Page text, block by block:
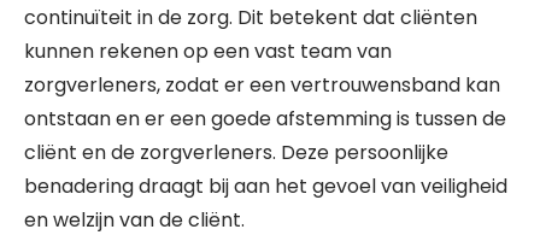
continuïteit in de zorg. Dit betekent dat cliënten
kunnen rekenen op een vast team van
zorgverleners, zodat er een vertrouwensband kan
ontstaan en er een goede afstemming is tussen de
cliënt en de zorgverleners. Deze persoonlijke
benadering draagt bij aan het gevoel van veiligheid
en welzijn van de cliënt.